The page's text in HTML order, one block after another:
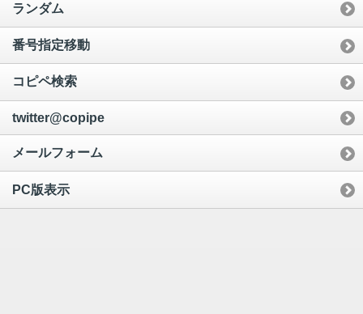
ランダム
番号指定移動
コピペ検索
twitter@copipe
メールフォーム
PC版表示